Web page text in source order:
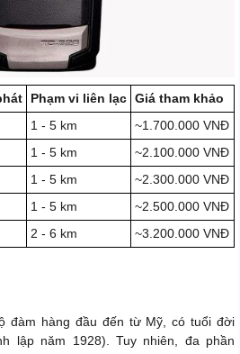
Phạm vi liên lạc Giá tham khảo
1 - 5 km
~1.700.000 VNĐ
1 - 5 km
~2.100.000 VNĐ
1 - 5 km
~2.300.000 VNĐ
1 - 5 km
~2.500.000 VNĐ
2 - 6 km ~3.200.000 VNĐ
đàm hàng đầu đến từ Mỹ, có tuổi đời
lập năm 1928). Tuy nhiên, đa phần